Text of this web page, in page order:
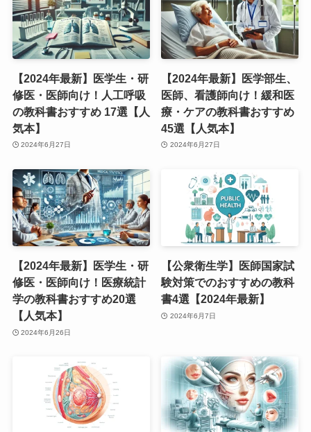
【2024年最新】医学生・研
修医・医師向け！人工呼吸
の教科書おすすめ 17選【人
気本】
2024年6月27日
【2024年最新】医学部生、
医師、看護師向け！緩和医
療・ケアの教科書おすすめ
45選【人気本】
2024年6月27日
【2024年最新】医学生・研
修医・医師向け！医療統計
学の教科書おすすめ20選
【人気本】
2024年6月26日
【公衆衛生学】医師国家試
験対策でのおすすめの教科
書4選【2024年最新】
2024年6月7日